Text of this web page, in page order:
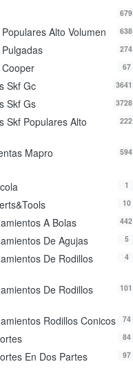
679
Alto Volumen 638
274
67
Skf Gc 3641
Skf Gs 3728
Skf Populares Alto
222
Mapro 594
1
10
A Bolas 442
De Agujas 5
De Rodillos
4
De Rodillos
101
Rodillos Conicos 74
84
En Dos Partes 97